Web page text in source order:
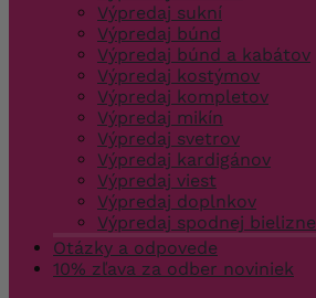
Výpredaj sukní
Výpredaj búnd
Výpredaj búnd a kabátov
Výpredaj kostýmov
Výpredaj kompletov
Výpredaj mikín
Výpredaj svetrov
Výpredaj kardigánov
Výpredaj viest
Výpredaj doplnkov
Výpredaj spodnej bielizne
Otázky a odpovede
10% zľava za odber noviniek